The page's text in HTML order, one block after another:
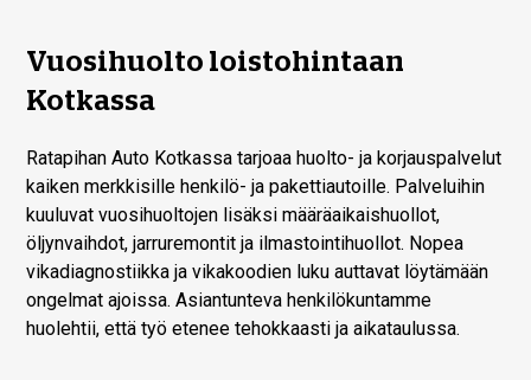
Vuosihuolto loistohintaan
Kotkassa
Ratapihan Auto Kotkassa tarjoaa huolto- ja korjauspalvelut
kaiken merkkisille henkilö- ja pakettiautoille. Palveluihin
kuuluvat vuosihuoltojen lisäksi määräaikaishuollot,
öljynvaihdot, jarruremontit ja ilmastointihuollot. Nopea
vikadiagnostiikka ja vikakoodien luku auttavat löytämään
ongelmat ajoissa. Asiantunteva henkilökuntamme
huolehtii, että työ etenee tehokkaasti ja aikataulussa.